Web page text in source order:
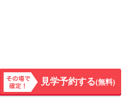
その場
見学予約する(無料)